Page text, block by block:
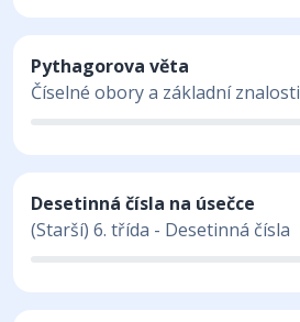
Pythagorova věta
Číselné obory a základní znalosti
Desetinná čísla na úsečce
(Starší) 6. třída - Desetinná čísla